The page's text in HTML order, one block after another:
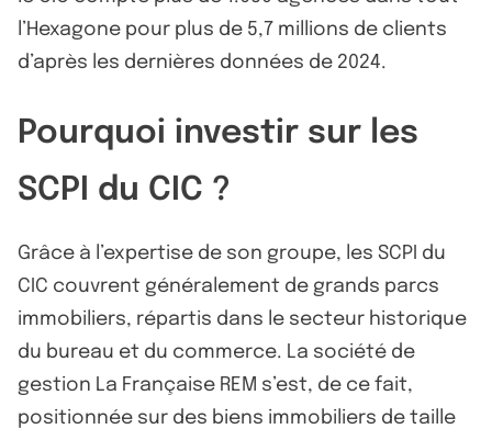
l’Hexagone pour plus de 5,7 millions de clients
d’après les dernières données de 2024.
Pourquoi investir sur les
SCPI du CIC ?
Grâce à l’expertise de son groupe, les SCPI du
CIC couvrent généralement de grands parcs
immobiliers, répartis dans le secteur historique
du bureau et du commerce. La société de
gestion La Française REM s’est, de ce fait,
positionnée sur des biens immobiliers de taille